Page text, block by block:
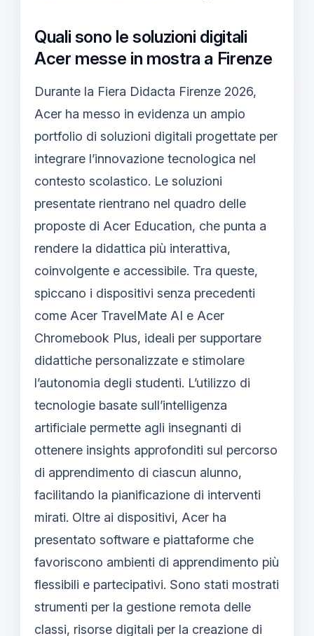
Quali sono le soluzioni digitali
Acer messe in mostra a Firenze
Durante la Fiera Didacta Firenze 2026,
Acer ha messo in evidenza un ampio
portfolio di soluzioni digitali progettate per
integrare l’innovazione tecnologica nel
contesto scolastico. Le soluzioni
presentate rientrano nel quadro delle
proposte di Acer Education, che punta a
rendere la didattica più interattiva,
coinvolgente e accessibile. Tra queste,
spiccano i dispositivi senza precedenti
come Acer TravelMate AI e Acer
Chromebook Plus, ideali per supportare
didattiche personalizzate e stimolare
l’autonomia degli studenti. L’utilizzo di
tecnologie basate sull’intelligenza
artificiale permette agli insegnanti di
ottenere insights approfonditi sul percorso
di apprendimento di ciascun alunno,
facilitando la pianificazione di interventi
mirati. Oltre ai dispositivi, Acer ha
presentato software e piattaforme che
favoriscono ambienti di apprendimento più
flessibili e partecipativi. Sono stati mostrati
strumenti per la gestione remota delle
classi, risorse digitali per la creazione di